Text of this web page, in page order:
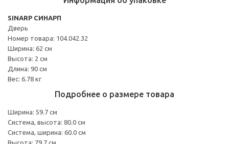
SINARP СИНАРП
Дверь
Номер товара: 104.042.32
Ширина: 62 см
Высота: 2 см
Длина: 90 см
Вес: 6.78 кг
Подробнее о размере товара
Ширина: 59.7 см
Система, высота: 80.0 см
Система, ширина: 60.0 см
Высота: 79.7 см